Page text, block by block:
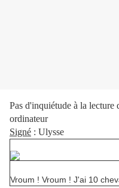
Pas d'inquiétude à la
ordinateur
Signé : Ulysse
Vroum ! Vroum ! J'ai 10